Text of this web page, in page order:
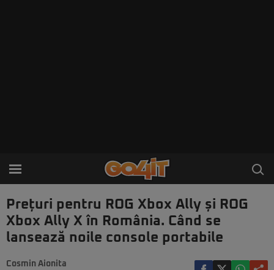
Prețuri pentru ROG Xbox Ally și ROG
Xbox Ally X în România. Când se
lansează noile console portabile
Cosmin Aionita